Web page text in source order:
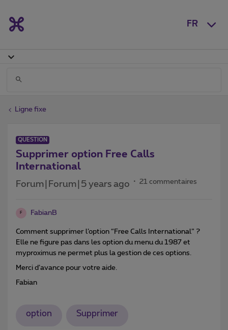
FR
Ligne fixe
QUESTION
Supprimer option Free Calls
International
Forum|Forum|5 years ago 21 commentaires
F FabianB
Comment supprimer l’option “Free Calls International” ?
Elle ne figure pas dans les option du menu du 1987 et
myproximus ne permet plus la gestion de ces options.
Merci d’avance pour votre aide.
Fabian
option Supprimer